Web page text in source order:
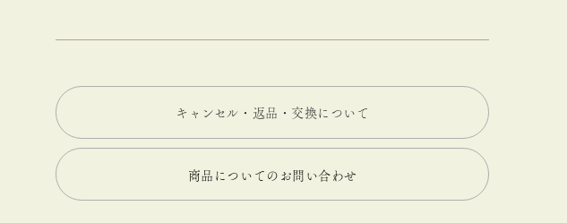
キャンセル・返品・交換について
商品についてのお問い合わせ